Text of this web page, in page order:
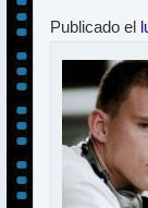
Publicado el